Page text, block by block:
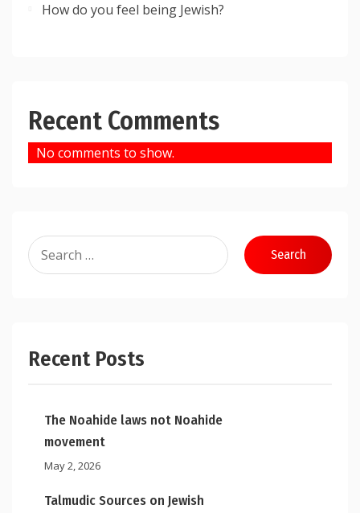
How do you feel being Jewish?
Recent Comments
No comments to show.
Search
for:
Recent Posts
The Noahide laws not Noahide
movement
May 2, 2026
Talmudic Sources on Jewish